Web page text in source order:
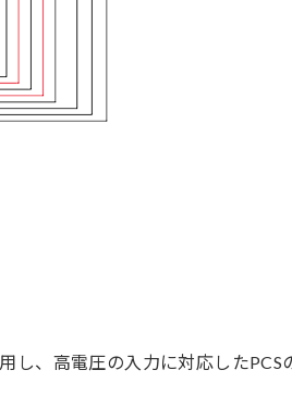
し、高電圧の入力に対応したPCS